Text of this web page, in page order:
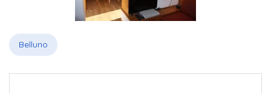
Belluno